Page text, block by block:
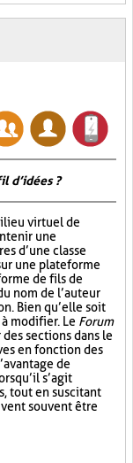
d’idées ?
virtuel de
une
d’une classe
une plateforme
de fils de
nom de l’auteur
Bien qu’elle soit
modifier. Le Forum
sections dans le
en fonction des
de
s’agit
tout en suscitant
souvent être